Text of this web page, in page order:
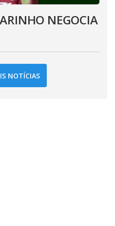
NEGOCIA
NOTÍCIAS